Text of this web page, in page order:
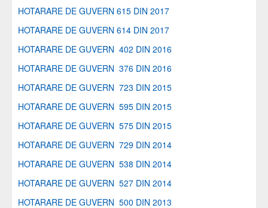
HOTARARE DE GUVERN 615 DIN 2017
HOTARARE DE GUVERN 614 DIN 2017
HOTARARE DE GUVERN 402 DIN 2016
HOTARARE DE GUVERN 376 DIN 2016
HOTARARE DE GUVERN 723 DIN 2015
HOTARARE DE GUVERN 595 DIN 2015
HOTARARE DE GUVERN 575 DIN 2015
HOTARARE DE GUVERN 729 DIN 2014
HOTARARE DE GUVERN 538 DIN 2014
HOTARARE DE GUVERN 527 DIN 2014
HOTARARE DE GUVERN 500 DIN 2013